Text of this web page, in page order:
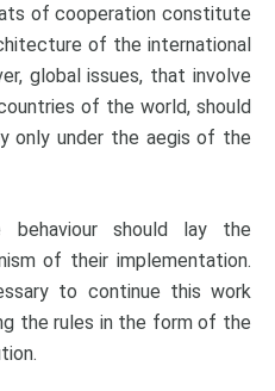
of cooperation constitute
of the international
global issues, that involve
of the world, should
only under the aegis of the
behaviour should lay the
of their implementation.
to continue this work
the rules in the form of the